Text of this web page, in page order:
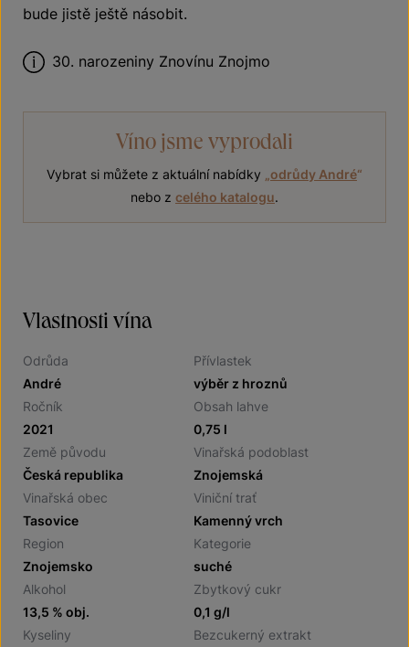
bude jistě ještě násobit.
30. narozeniny Znovínu Znojmo
Víno jsme vyprodali
Vybrat si můžete z aktuální nabídky odrůdy André“
nebo z celého katalogu.
Vlastnosti vína
Odrůda
André
Přívlastek
výběr z hroznů
Ročník
2021
Obsah lahve
0,75 l
Země původu
Česká republika
Vinařská podoblast
Znojemská
Vinařská obec
Tasovice
Viniční trať
Kamenný vrch
Region
Znojemsko
Kategorie
suché
Alkohol
13,5 % obj.
Zbytkový cukr
0,1 g/l
Kyseliny
Bezcukerný extrakt